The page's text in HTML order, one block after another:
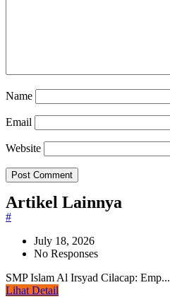
Name
Email
Website
Artikel Lainnya
#
July 18, 2026
No Responses
SMP Islam Al Irsyad Cilacap: Emp...
Lihat Detail